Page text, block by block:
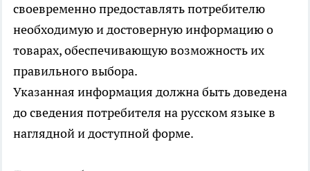
своевременно предоставлять потребителю
необходимую и достоверную информацию о
товарах, обеспечивающую возможность их
правильного выбора.
Указанная информация должна быть доведена
до сведения потребителя на русском языке в
наглядной и доступной форме.